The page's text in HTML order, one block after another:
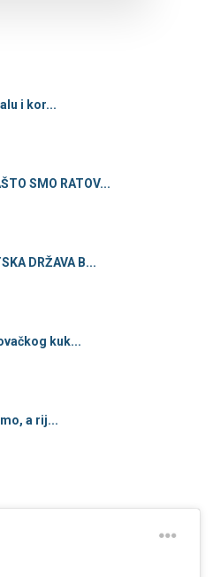
i kor...
SMO RATOV...
DRŽAVA B...
kuk...
a rij...